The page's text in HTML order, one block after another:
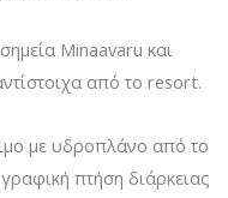
Minaavaru και
από το resort.
με υδροπλάνο από το
πτήση διάρκειας